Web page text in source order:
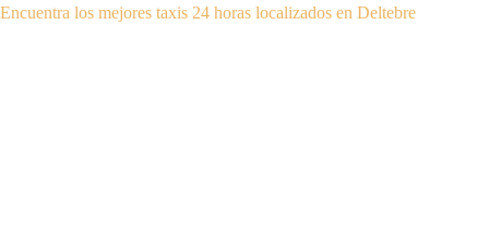
Encuentra los mejores taxis 24 horas localizados en Deltebre